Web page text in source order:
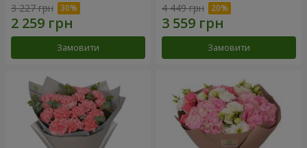
3 227 грн
Замовити
4 449 грн
Замовити